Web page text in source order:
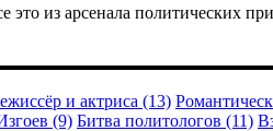
это из арсенала политических
и актриса (13)
(9) Битва политологов (11)